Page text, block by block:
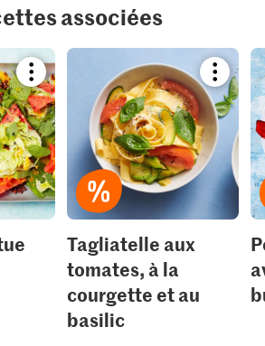
associées
Bookmark
recipe
or
add
it
to
your
collections.
recipe
or
add
it
to
Tagliatelle aux
tomates, à la
courgette et au
basilic